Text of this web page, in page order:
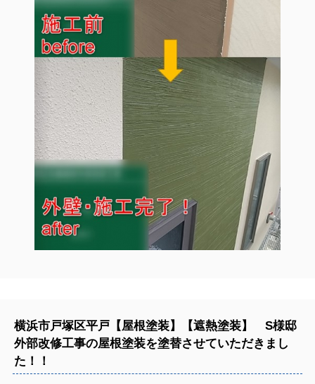
横浜市戸塚区平戸【屋根塗装】【遮熱塗装】 S様邸
外部改修工事の屋根塗装を塗替させていただきまし
た！！